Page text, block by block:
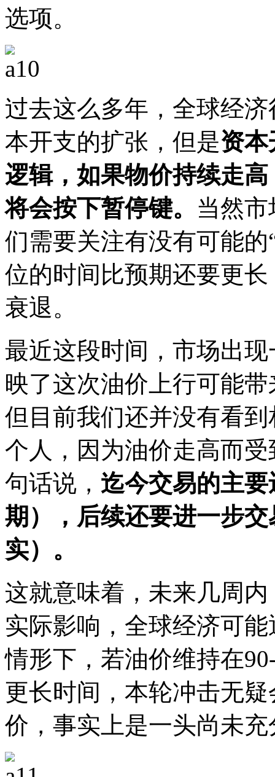
选项。
过去这么多年，全球经
本开支的扩张，但是资
逻辑，如果物价持续走
将会按下暂停键。 当然
们需要关注有没有可能
位的时间比预期还要更
衰退。
最近这段时间，市场出
映了这次油价上行可能
但目前我们还并没有看
个人，因为油价走高而
句话说， 迄今交易的主
期），后续还要进一步
实）。
这就意味着，未来几周
实际影响，全球经济可
情形下，若油价维持在
更长时间，本轮冲击无
价，事实上是一头尚未充